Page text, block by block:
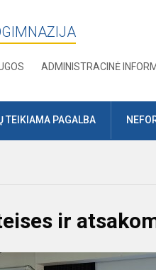
ADMINISTRACINĖ
TEIKIAMA PAGALBA
ir